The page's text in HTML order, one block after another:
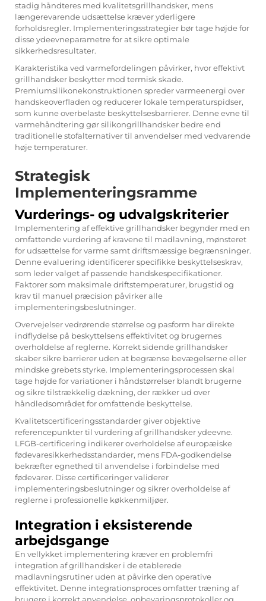
stadig håndteres med kvalitetsgrillhandsker, mens
længerevarende udsættelse kræver yderligere
forholdsregler. Implementeringsstrategier bør tage højde for
disse ydeevneparametre for at sikre optimale
sikkerhedsresultater.
Karakteristika ved varmefordelingen påvirker, hvor effektivt
grillhandsker beskytter mod termisk skade.
Premiumsilikonekonstruktionen spreder varmeenergi over
handskeoverfladen og reducerer lokale temperaturspidser,
som kunne overbelaste beskyttelsesbarrierer. Denne evne til
varmehåndtering gør silikongrillhandsker bedre end
traditionelle stofalternativer til anvendelser med vedvarende
høje temperaturer.
Strategisk
Implementeringsramme
Vurderings- og udvalgskriterier
Implementering af effektive grillhandsker begynder med en
omfattende vurdering af kravene til madlavning, mønsteret
for udsættelse for varme samt driftsmæssige begrænsninger.
Denne evaluering identificerer specifikke beskyttelseskrav,
som leder valget af passende handskespecifikationer.
Faktorer som maksimale driftstemperaturer, brugstid og
krav til manuel præcision påvirker alle
implementeringsbeslutninger.
Overvejelser vedrørende størrelse og pasform har direkte
indflydelse på beskyttelsens effektivitet og brugernes
overholdelse af reglerne. Korrekt sidende grillhandsker
skaber sikre barrierer uden at begrænse bevægelserne eller
mindske grebets styrke. Implementeringsprocessen skal
tage højde for variationer i håndstørrelser blandt brugerne
og sikre tilstrækkelig dækning, der rækker ud over
håndledsområdet for omfattende beskyttelse.
Kvalitetscertificeringsstandarder giver objektive
referencepunkter til vurdering afgrillhandskerydeevne.
LFGB-certificering indikerer overholdelse af europæiske
fødevaresikkerhedsstandarder, mens FDA-godkendelse
bekræfter egnethed til anvendelse i forbindelse med
fødevarer. Disse certificeringer validerer
implementeringsbeslutninger og sikrer overholdelse af
reglerne i professionelle køkkenmiljøer.
Integration i eksisterende
arbejdsgange
En vellykket implementering kræver en problemfri
integration af grillhandsker i de etablerede
madlavningsrutiner uden at påvirke den operative
effektivitet. Denne integrationsproces omfatter træning af